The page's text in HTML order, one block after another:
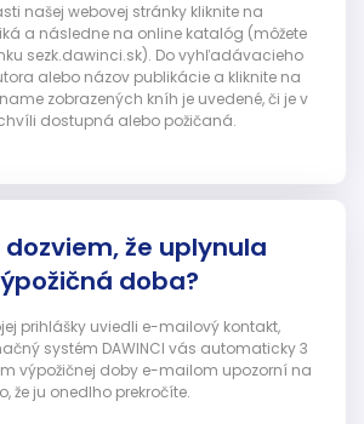
našej webovej stránky kliknite na
a následne na online katalóg (môžete
sezk.dawinci.sk). Do vyhľadávacieho
alebo názov publikácie a kliknite na
zobrazených kníh je uvedené, či je v
dostupná alebo požičaná.
dozviem, že uplynula
doba?
prihlášky uviedli e-mailový kontakt,
systém DAWINCI vás automaticky 3
výpožičnej doby e-mailom upozorní na
že ju onedlho prekročíte.